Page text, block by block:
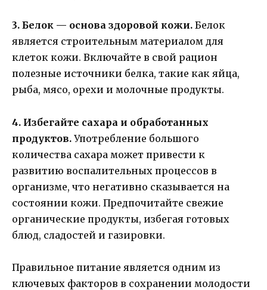
3. Белок — основа здоровой кожи. Белок
является строительным материалом для
клеток кожи. Включайте в свой рацион
полезные источники белка, такие как яйца,
рыба, мясо, орехи и молочные продукты.
4. Избегайте сахара и обработанных
продуктов. Употребление большого
количества сахара может привести к
развитию воспалительных процессов в
организме, что негативно сказывается на
состоянии кожи. Предпочитайте свежие
органические продукты, избегая готовых
блюд, сладостей и газировки.
Правильное питание является одним из
ключевых факторов в сохранении молодости